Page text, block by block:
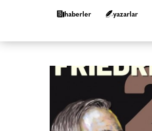
haberler yazarlar